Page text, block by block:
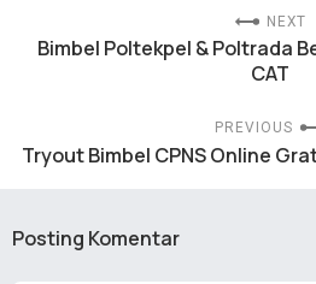
NEXT
Bimbel Poltekpel & Poltrada
CAT
PREVIOUS
Tryout Bimbel CPNS Online
Posting Komentar